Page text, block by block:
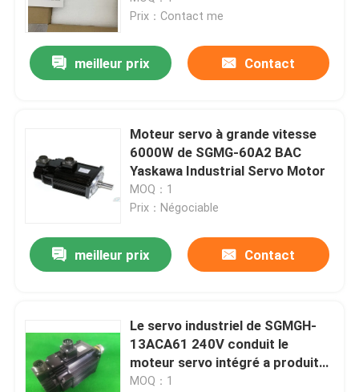
Produits
Visite d'usine
Contactez-nous
Prix：Contact me
meilleur prix Contact
Moteur servo à grande vitesse
6000W de SGMG-60A2 BAC
Yaskawa Industrial Servo Motor
MOQ：1
Prix：Négociable
meilleur prix Contact
Le servo industriel de SGMGH-
13ACA61 240V conduit le
moteur servo intégré a produit
1.3KW
MOQ：1